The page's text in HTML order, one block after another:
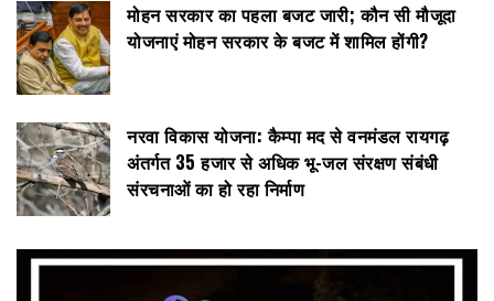
मोहन सरकार का पहला बजट जारी; कौन सी मौजूदा
योजनाएं मोहन सरकार के बजट में शामिल होंगी?
नरवा विकास योजना: कैम्पा मद से वनमंडल रायगढ़
अंतर्गत 35 हजार से अधिक भू-जल संरक्षण संबंधी
संरचनाओं का हो रहा निर्माण